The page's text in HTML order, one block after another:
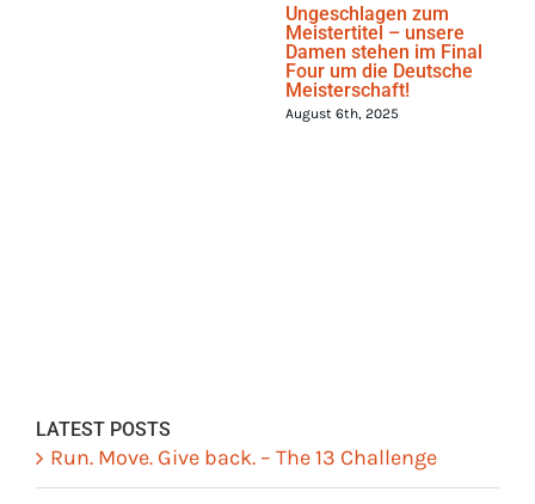
Ungeschlagen zum
Meistertitel – unsere
Damen stehen im Final
Four um die Deutsche
Meisterschaft!
August 6th, 2025
LATEST POSTS
Run. Move. Give back. – The 13 Challenge